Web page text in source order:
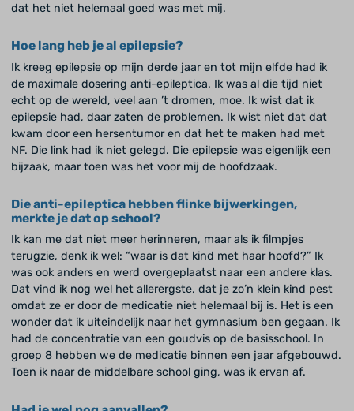
dat het niet helemaal goed was met mij.
Hoe lang heb je al epilepsie?
Ik kreeg epilepsie op mijn derde jaar en tot mijn elfde had ik
de maximale dosering anti-epileptica. Ik was al die tijd niet
echt op de wereld, veel aan ’t dromen, moe. Ik wist dat ik
epilepsie had, daar zaten de problemen. Ik wist niet dat dat
kwam door een hersentumor en dat het te maken had met
NF. Die link had ik niet gelegd. Die epilepsie was eigenlijk een
bijzaak, maar toen was het voor mij de hoofdzaak.
Die anti-epileptica hebben flinke bijwerkingen,
merkte je dat op school?
Ik kan me dat niet meer herinneren, maar als ik filmpjes
terugzie, denk ik wel: “waar is dat kind met haar hoofd?” Ik
was ook anders en werd overgeplaatst naar een andere klas.
Dat vind ik nog wel het allerergste, dat je zo’n klein kind pest
omdat ze er door de medicatie niet helemaal bij is. Het is een
wonder dat ik uiteindelijk naar het gymnasium ben gegaan. Ik
had de concentratie van een goudvis op de basisschool. In
groep 8 hebben we de medicatie binnen een jaar afgebouwd.
Toen ik naar de middelbare school ging, was ik ervan af.